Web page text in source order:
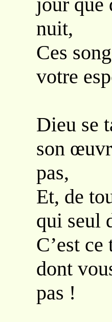
nuit,
Ces
votre
Dieu se
son
pas,
Et, de
qui seul
C’est
dont
pas !